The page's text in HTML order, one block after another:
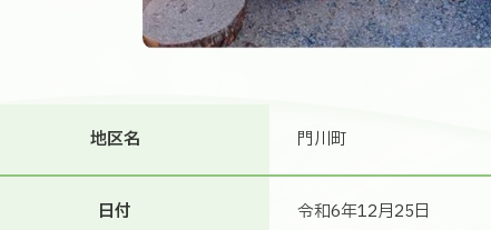
地区名 門川町
日付 令和6年12月25日